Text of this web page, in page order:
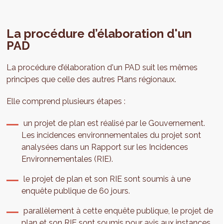
La procédure d’élaboration d'un
PAD
La procédure d’élaboration d'un PAD suit les mêmes
principes que celle des autres Plans régionaux.
Elle comprend plusieurs étapes :
un projet de plan est réalisé par le Gouvernement.
Les incidences environnementales du projet sont
analysées dans un Rapport sur les Incidences
Environnementales (RIE).
le projet de plan et son RIE sont soumis à une
enquête publique de 60 jours.
parallèlement à cette enquête publique, le projet de